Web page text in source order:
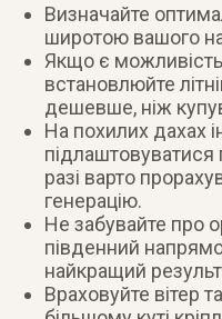
Визначайте
широтою вашого
Якщо є
встановлюйте
дешевше, ніж
На похилих дахах
підлаштовуватися
разі варто
генерацію.
Не забувайте про
південний
найкращий
Враховуйте вітер